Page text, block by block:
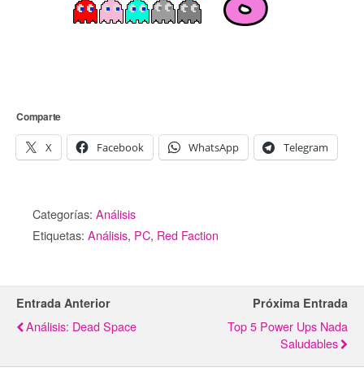
Comparte
X Facebook WhatsApp Telegram
Categorías: Análisis
Etiquetas: Análisis, PC, Red Faction
Entrada Anterior
Análisis: Dead Space
Próxima Entrada
Top 5 Power Ups Nada
Saludables